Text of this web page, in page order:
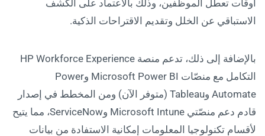
أوقات تعطّل الموظفين، وذلك بالاعتماد على الكشف
الاستباقي عن الخلل وتقديم الاقتراحات الذكية.
بالإضافة إلى ذلك، تدعم منصة HP Workforce Experience
التكامل مع منصّات Microsoft Power BI وPower
Automate وTableau (متوفر الآن) ومن المخطط في إصدار
قادم دعم منصّتي Microsoft Intune وServiceNow، مما يتيح
لأقسام تكنولوجيا المعلومات إمكانية الاستفادة من بيانات